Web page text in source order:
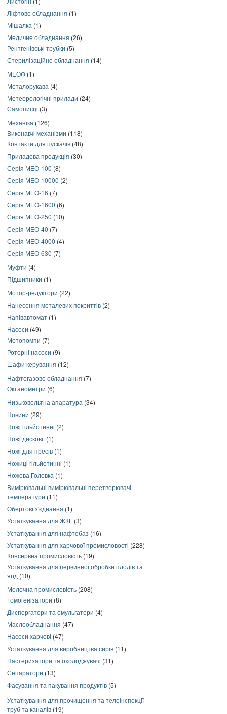
Ліфтове обладнання (1)
Мішалка (1)
Медичне обладнання (26)
Рентгенівські трубки (5)
Стерилізаційне обладнання (14)
МЕОФ (1)
Металорукава (4)
Метеорологічні прилади (24)
Самописці (3)
Механіка (126)
Виконавчі механізми (118)
Контакти для пускачів (48)
Приладова продукція (30)
Серія МЕО-100 (8)
Серія МЕО-10000 (2)
Серія МЕО-16 (7)
Серія МЕО-1600 (6)
Серія МЕО-250 (10)
Серія МЕО-40 (7)
Серія МЕО-4000 (4)
Серія МЕО-630 (7)
Муфти (4)
Підшипники (1)
Мотор-редуктори (22)
Нанесення металевих покриттів (2)
Напівавтомат (1)
Насоси (49)
Мотопомпи (7)
Роторні насоси (9)
Шафи керування (12)
Нафтогазове обладнання (7)
Октанометри (6)
Низьковольтна апаратура (34)
Новини (29)
Ножі гільйотинні (2)
Ножі дискові. (1)
Ножі для пресів (1)
Ножиці гільйотинні (1)
Ножова Головка (1)
Вимірювальні вимірювальні перетворювачі
температури (11)
Обертові з'єднання (1)
Устаткування для ЖКГ (3)
Устаткування для нафтобаз (16)
Устаткування для харчової промисловості (228)
Консервна промисловість (19)
Устаткування для первинної обробки плодів та
ягід (10)
Молочна промисловість (208)
Гомогенізатори (8)
Диспергатори та емульгатори (4)
Маслообладнання (47)
Насоси харчові (47)
Устаткування для виробництва сирів (11)
Пастеризатори та охолоджувачі (31)
Сепаратори (13)
Фасування та пакування продуктів (5)
Устаткування для прочищення та телеінспекції
труб та каналів (19)